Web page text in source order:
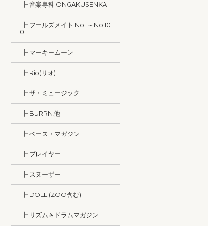
┣ 音楽専科 ONGAKUSENKA
┣ フールズメイト No.1～No.10
0
┣ マーキームーン
┣ Rio(リオ)
┣ ザ・ミュージック
┣ BURRN!他
┣ ベース・マガジン
┣ プレイヤー
┣ スヌーザー
┣ DOLL (ZOO含む)
┣ リズム＆ドラムマガジン